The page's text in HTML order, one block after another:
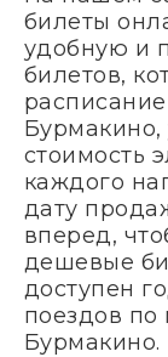
билеты
удобную и
билетов,
Бурмакино,
стоимость
каждого
дату
вперед,
дешевые
доступен
поездов
Бурмакино.